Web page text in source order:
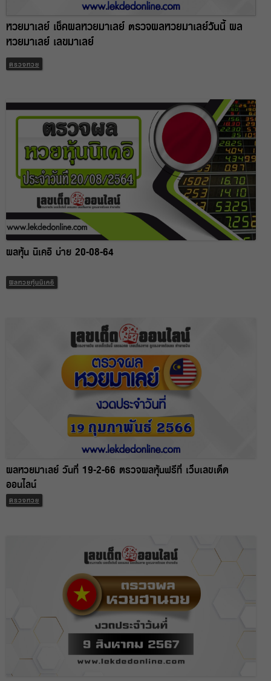
หวยมาเลย์ เช็คผลหวยมาเลย์ ตรวจผลหวยมาเลย์วันนี้ ผล
หวยมาเลย์ เลขมาเลย์
ตรวจหวย
ผลหุ้น นิเคอิ บ่าย 20-08-64
ผลหวยหุ้นนิเคอิ
ผลหวยมาเลย์ วันที่ 19-2-66 ตรวจผลหุ้นฟรีที่ เว็บเลขเด็ด
ออนไลน์
ตรวจหวย